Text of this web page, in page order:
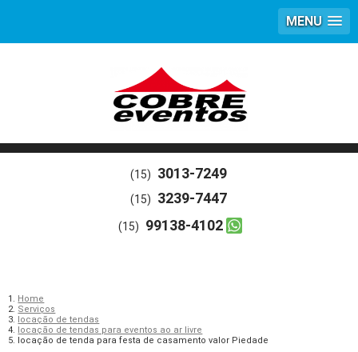
MENU
(15) 3013-7249
(15) 3239-7447
(15) 99138-4102
Home
Serviços
locação de tendas
locação de tendas para eventos ao ar livre
locação de tenda para festa de casamento valor Piedade